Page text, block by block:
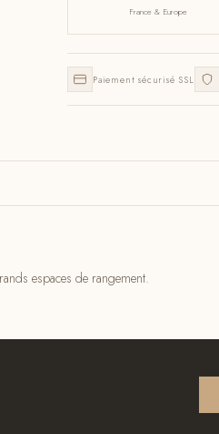
France & Europe
Paiement sécurisé SSL
espaces de rangement.